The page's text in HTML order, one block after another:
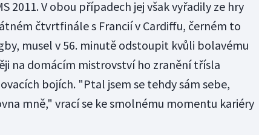
2011. V obou případech jej však vyřadily ze hry
čtvrtfinále s Francií v Cardiffu, černém to
musel v 56. minutě odstoupit kvůli bolavému
na domácím mistrovství ho zranění třísla
bojích. "Ptal jsem se tehdy sám sebe,
mně," vrací se ke smolnému momentu kariéry